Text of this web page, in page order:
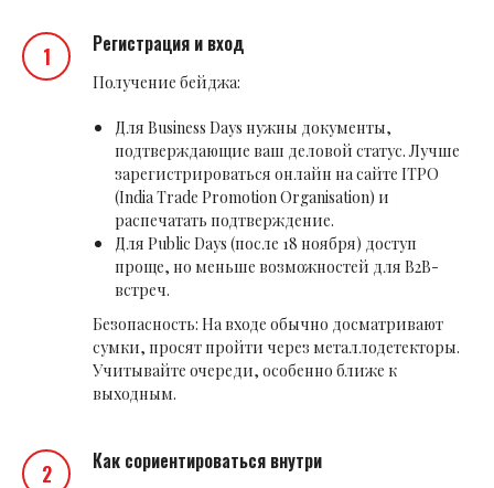
Регистрация и вход
Получение бейджа:
Для Business Days нужны документы,
подтверждающие ваш деловой статус. Лучше
зарегистрироваться онлайн на сайте ITPO
(India Trade Promotion Organisation) и
распечатать подтверждение.
Для Public Days (после 18 ноября) доступ
проще, но меньше возможностей для B2B-
встреч.
Безопасность: На входе обычно досматривают
сумки, просят пройти через металлодетекторы.
Учитывайте очереди, особенно ближе к
выходным.
Как сориентироваться внутри